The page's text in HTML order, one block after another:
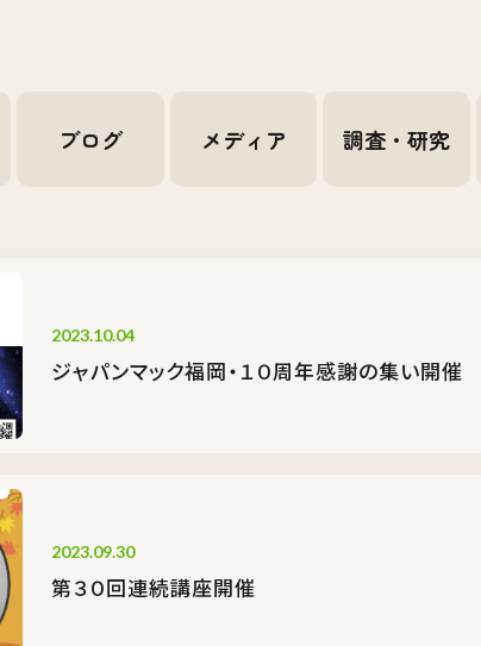
ブログ メディア 調査・研究
2023.10.04
ジャパンマック福岡・１０周年感謝の集い開催
2023.09.30
第３０回連続講座開催